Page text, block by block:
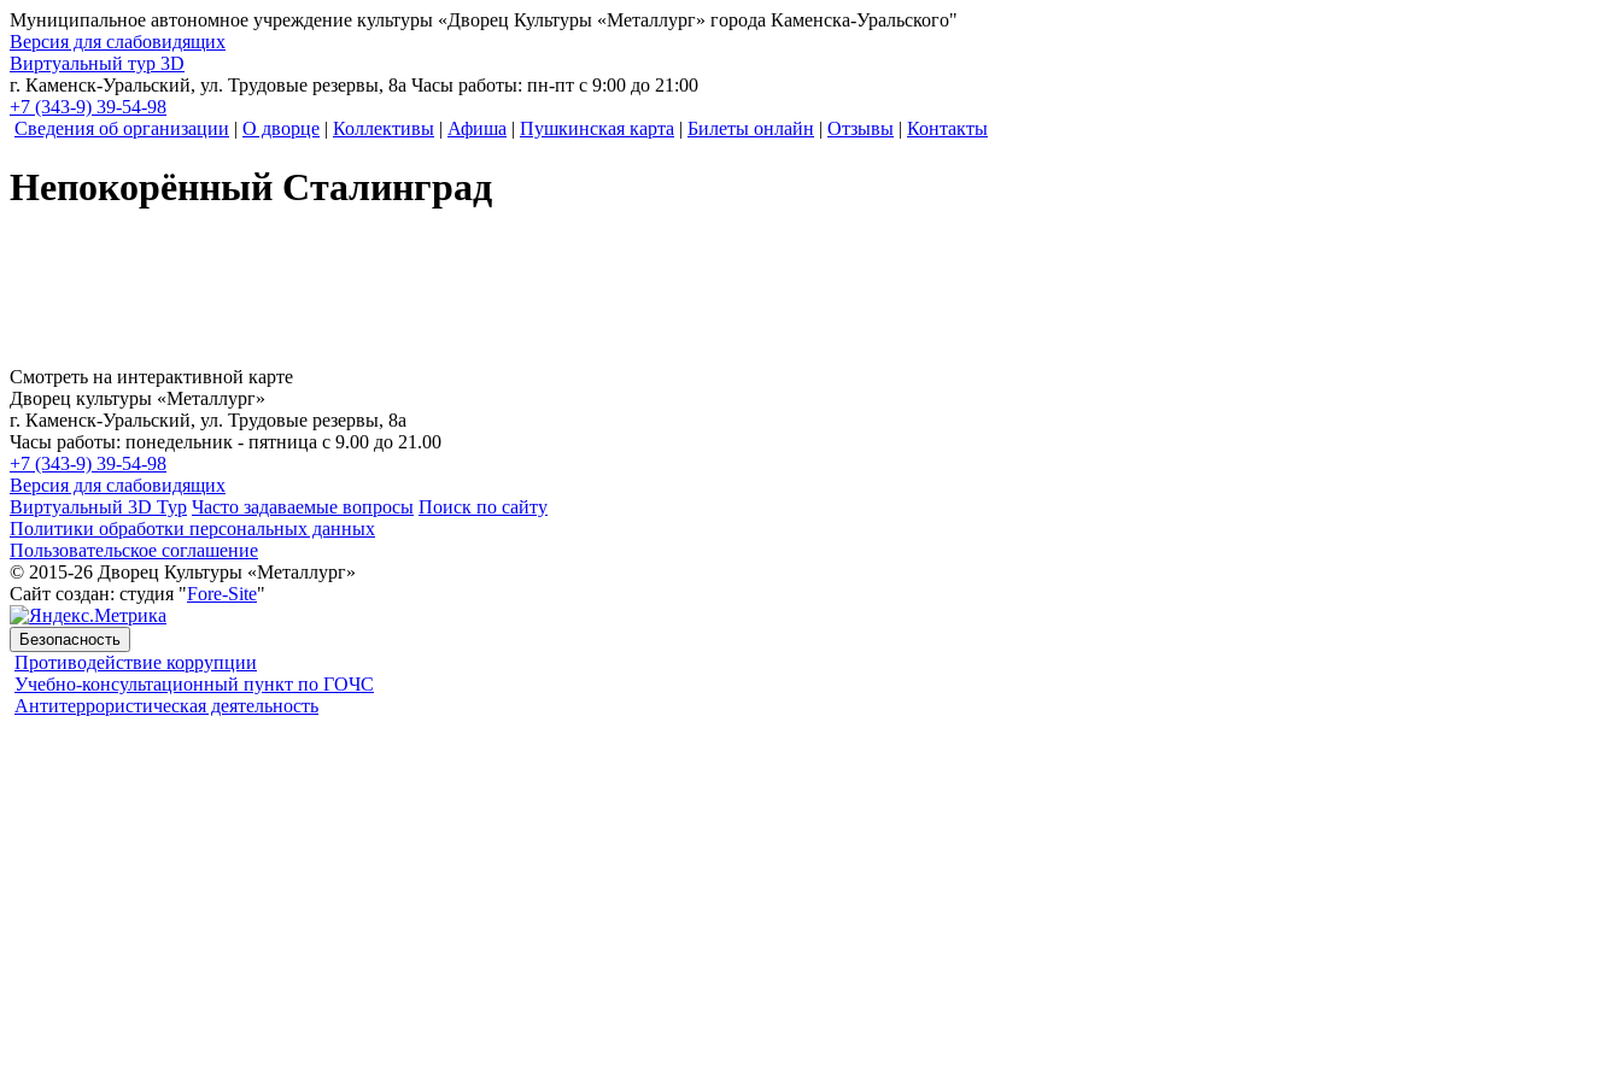
Муниципальное автономное учреждение культуры «Дворец Культуры «Металлург» города Каменска-Уральского"
Версия для слабовидящих
Виртуальный тур 3D
г. Каменск-Уральский, ул. Трудовые резервы, 8а Часы работы: пн-пт с 9:00 до 21:00
+7 (343-9) 39-54-98
Сведения об организации | О дворце | Коллективы | Афиша | Пушкинская карта | Билеты онлайн | Отзывы | Контакты
Непокорённый Сталинград
Смотреть на интерактивной карте
Дворец культуры «Металлург»
г. Каменск-Уральский, ул. Трудовые резервы, 8а
Часы работы: понедельник - пятница с 9.00 до 21.00
+7 (343-9) 39-54-98
Версия для слабовидящих
Виртуальный 3D Тур Часто задаваемые вопросы Поиск по сайту
Политики обработки персональных данных
Пользовательское соглашение
© 2015-26 Дворец Культуры «Металлург»
Сайт создан: студия "Fore-Site"
Безопасность
Противодействие коррупции
Учебно-консультационный пункт по ГОЧС
Антитеррористическая деятельность